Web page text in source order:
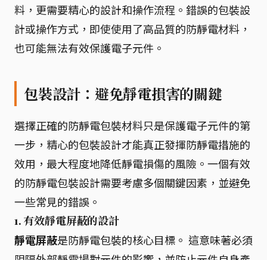
料，更需要精心的設計和操作流程。錯誤的包裝設
計或操作方式，即使使用了高品質的防靜電材料，
也可能無法有效保護電子元件。
包裝設計：避免靜電損害的關鍵
選擇正確的防靜電包裝材料只是保護電子元件的第
一步，精心的包裝設計才能真正發揮防靜電措施的
效用，最大程度地降低靜電損傷的風險。一個有效
的防靜電包裝設計需要考慮多個關鍵因素，並避免
一些常見的錯誤。
1. 有效靜電屏蔽的設計
靜電屏蔽是防靜電包裝的核心目標。 這意味著必須